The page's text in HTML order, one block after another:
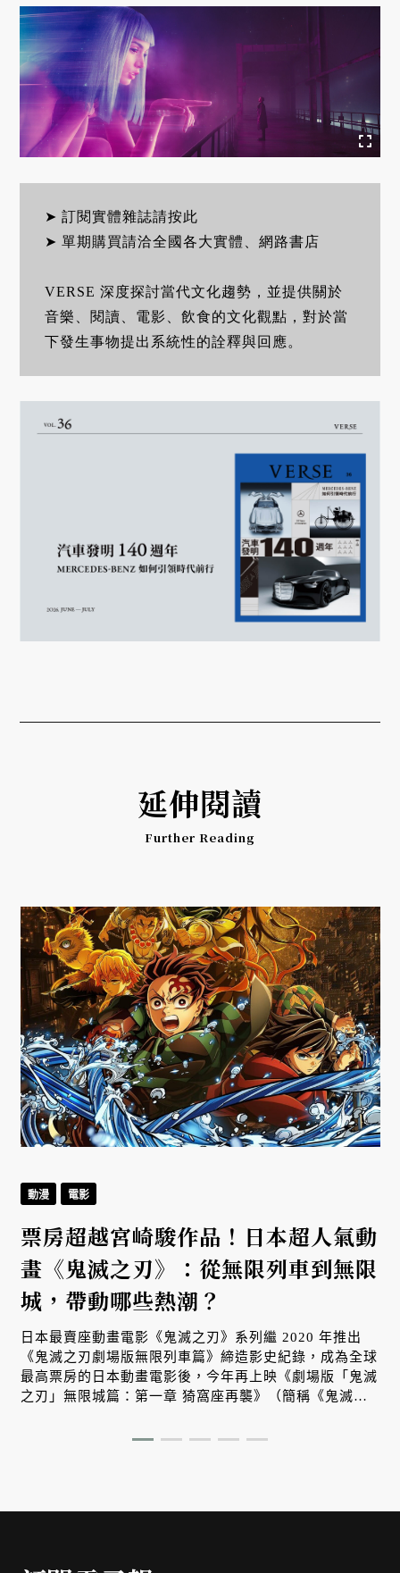
➤ 訂閱實體雜誌請按此
➤ 單期購買請洽全國各大實體、網路書店
VERSE 深度探討當代文化趨勢，並提供關於
音樂、閱讀、電影、飲食的文化觀點，對於當
下發生事物提出系統性的詮釋與回應。
延伸閱讀
Further Reading
動漫 電影
票房超越宮崎駿作品！日本超人氣動
畫《鬼滅之刃》：從無限列車到無限
城，帶動哪些熱潮？
日本最賣座動畫電影《鬼滅之刃》系列繼 2020 年推出
《鬼滅之刃劇場版無限列車篇》締造影史紀錄，成為全球
最高票房的日本動畫電影後，今年再上映《劇場版「鬼滅
之刃」無限城篇：第一章 猗窩座再襲》（簡稱《鬼滅之
鬼滅熱潮。從 2020 年至今，這部人氣動畫究竟造成什麼